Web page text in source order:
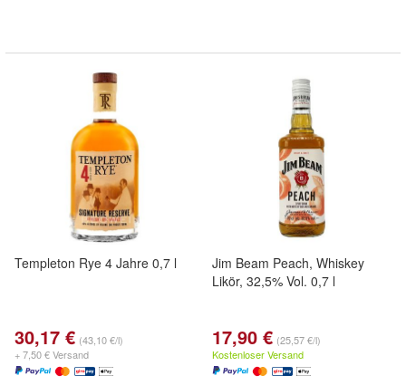
Templeton Rye 4 Jahre 0,7 l
30,17 € (43,10 €/l)
+ 7,50 € Versand
Jim Beam Peach, Whiskey
Likör, 32,5% Vol. 0,7 l
17,90 € (25,57 €/l)
Kostenloser Versand